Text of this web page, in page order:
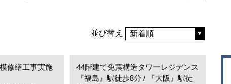
並び替え
修繕工事実施
44階建て免震構造タワーレジデンス
『福島』駅徒歩8分 / 『大阪』駅徒